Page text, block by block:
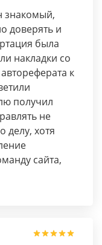
знакомый,
доверять и
была
накладки со
к
получил
не
делу, хотя
сайта,